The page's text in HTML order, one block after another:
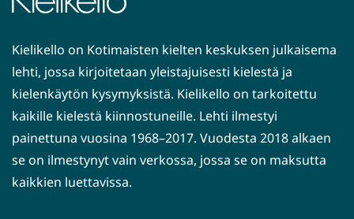
Kielikello on Kotimaisten kielten keskuksen julkaisema
lehti, jossa kirjoitetaan yleistajuisesti kielestä ja
kielenkäytön kysymyksistä. Kielikello on tarkoitettu
kaikille kielestä kiinnostuneille. Lehti ilmestyi
painettuna vuosina 1968–2017. Vuodesta 2018 alkaen
se on ilmestynyt vain verkossa, jossa se on maksutta
kaikkien luettavissa.